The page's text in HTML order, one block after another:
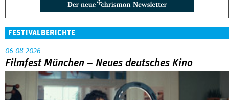
FESTIVALBERICHTE
06.08.2026
Filmfest München – Neues deutsches Kino